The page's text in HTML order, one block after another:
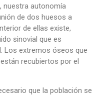
nuestra autonomía
de dos huesos a
de ellas existe,
sinovial que es
Los extremos óseos que
recubiertos por el
que la población se